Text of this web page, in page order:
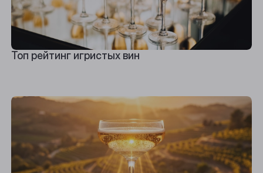
Топ рейтинг игристых вин